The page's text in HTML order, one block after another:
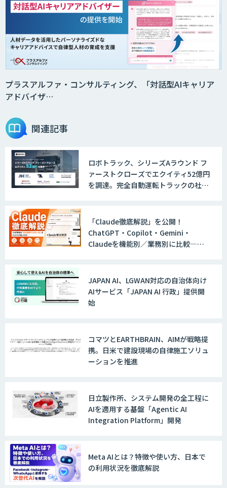
FirstContact（ファーストコンタクト）
チャットボット
音声認識／対話型AIのソリューション
スマホdeナビ
チャットプラス
QuickSolutionチャットボット
プラスアルファ・コンサルティング、「対話型AIキャリア
アドバイザ…
関連記事
ロボトラック、シリーズAラウンド フ
ァーストクローズでエクイティ52億円
を調達。完全自動運転トラックの社会
「Claude徹底解説」を公開！
ChatGPT・Copilot・Gemini・
Claudeを機能別／業務別に比較―自
JAPAN AI、LGWAN対応の自治体向け
AIサービス「JAPAN AI 行政」提供開
始
コマツとEARTHBRAIN、AIMが戦略提
携。日米で建設現場の自律施工ソリュ
ーションを推進
日立製作所、システム開発の全工程に
AIを適用する基盤「Agentic AI
Integration Platform」開発
Meta AIとは？特徴や使い方、日本で
の利用状況を徹底解説